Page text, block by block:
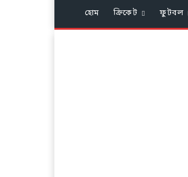
হোম ক্রিকেট ফুটবল